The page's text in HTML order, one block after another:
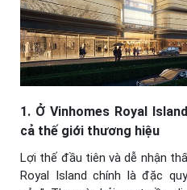
1. Ở Vinhomes Royal
cả thế giới thương hiệu
Lợi thế đầu tiên và dễ nhận
Royal Island chính là đặc